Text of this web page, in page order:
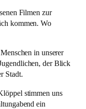
Filmen zur
kommen. Wo
in unserer
der Blick
Stadt.
stimmen uns
ein